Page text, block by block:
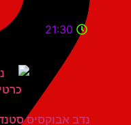
21:30
נדב אבוקסיס סטנדאפ